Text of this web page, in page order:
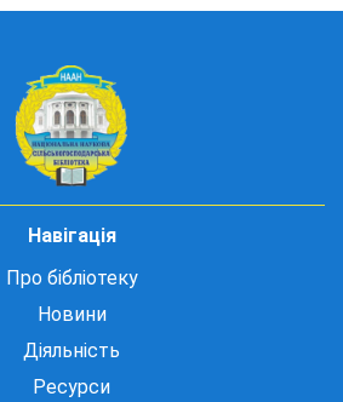
Навігація
Про бібліотеку
Новини
Діяльність
Ресурси